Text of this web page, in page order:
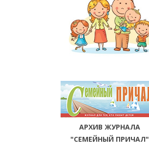
АРХИВ ЖУРНАЛА
"СЕМЕЙНЫЙ ПРИЧАЛ"